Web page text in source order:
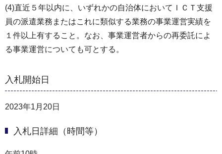
(4)直近５年以内に、いずれかの自治体においてＩＣＴ支援
員の派遣業務またはこれに類似する業務の事業運営実績を
１件以上有すること。なお、事業運営者からの再委託によ
る事業運営についても可とする。
入札開始日
2023年1月20日
入札日詳細（時間等）